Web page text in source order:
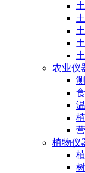
农业仪
植物仪